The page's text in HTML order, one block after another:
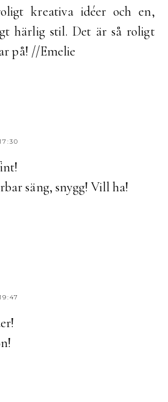
kreativa idéer och en,
härlig stil. Det är så roligt
på! //Emelie
säng, snygg! Vill ha!